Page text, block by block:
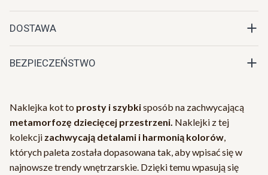
DOSTAWA
BEZPIECZEŃSTWO
Naklejka kot to prosty i szybkisposób na zachwycającą
metamorfozę dziecięcej przestrzeni. Naklejki z tej
kolekcji zachwycają detalami i harmonią kolorów,
których paleta została dopasowana tak, aby wpisać się w
najnowsze trendy wnętrzarskie. Dzięki temu wpasują się